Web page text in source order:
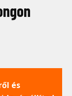
és